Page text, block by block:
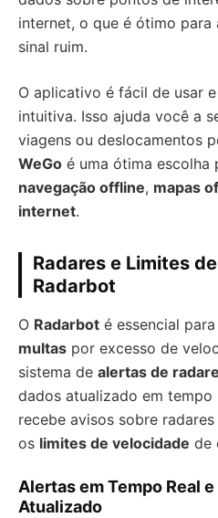
internet, o que é ótimo para
sinal ruim.
O aplicativo é fácil de usar
intuitiva. Isso ajuda você a
viagens ou deslocamentos
WeGo é uma ótima escolha
navegação offline, mapas
internet.
Radares e Limites
Radarbot
O Radarbot é essencial
multas por excesso de
sistema de alertas de
dados atualizado em tempo
recebe avisos sobre
os limites de velocidade de
Alertas em Tempo Real
Atualizado